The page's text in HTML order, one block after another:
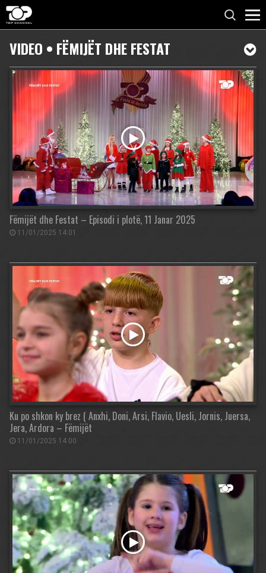
VIDEO • FËMIJËT DHE FESTAT
Fëmijët dhe Festat – Episodi i plotë, 11 Janar 2025
11/01/2025 14:01
Ku po shkon ky brez ( Anxhi, Doni, Arsi, Flavio, Uesli, Jornis, Juersa,
Jera, Ardora – Fëmijët
11/01/2025 14:00